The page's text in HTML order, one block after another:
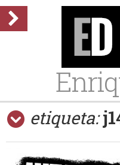
etiqueta: